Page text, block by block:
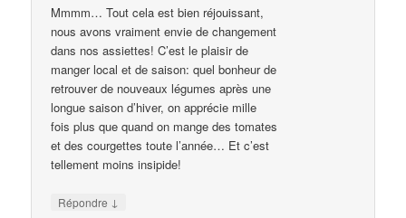
Mmmm… Tout cela est bien réjouissant,
nous avons vraiment envie de changement
dans nos assiettes! C’est le plaisir de
manger local et de saison: quel bonheur de
retrouver de nouveaux légumes après une
longue saison d’hiver, on apprécie mille
fois plus que quand on mange des tomates
et des courgettes toute l’année… Et c’est
tellement moins insipide!
Répondre ↓